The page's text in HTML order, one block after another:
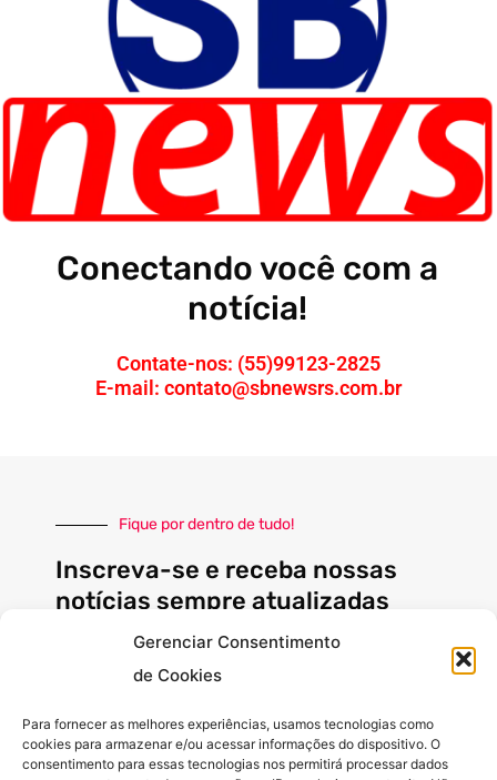
Gerenciar Consentimento
de Cookies
Para fornecer as melhores experiências, usamos tecnologias como
cookies para armazenar e/ou acessar informações do dispositivo. O
consentimento para essas tecnologias nos permitirá processar dados
Conectando você com a
notícia!
Contate-nos: (55)99123-2825
E-mail: contato@sbnewsrs.com.br
Fique por dentro de tudo!
Inscreva-se e receba nossas
notícias sempre atualizadas
mail
INSCREVER